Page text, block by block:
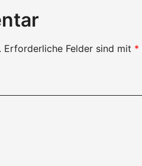
Erforderliche Felder sind mit *